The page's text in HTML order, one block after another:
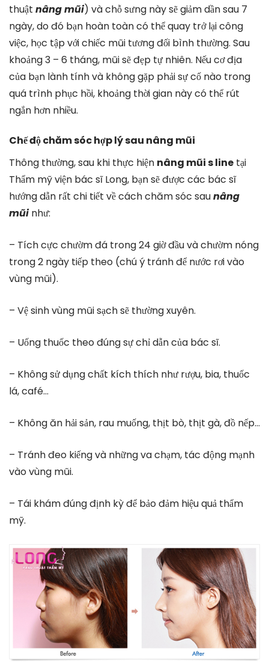
thuật nâng mũi) và chỗ sưng này sẽ giảm dần sau 7
ngày, do đó bạn hoàn toàn có thể quay trở lại công
việc, học tập với chiếc mũi tương đối bình thường. Sau
khoảng 3 – 6 tháng, mũi sẽ đẹp tự nhiên. Nếu cơ địa
của bạn lành tính và không gặp phải sự cố nào trong
quá trình phục hồi, khoảng thời gian này có thể rút
ngắn hơn nhiều.
Chế độ chăm sóc hợp lý sau nâng mũi
Thông thường, sau khi thực hiện nâng mũi s line tại
Thẩm mỹ viện bác sĩ Long, bạn sẽ được các bác sĩ
hướng dẫn rất chi tiết về cách chăm sóc saunâng
mũinhư:
– Tích cực chườm đá trong 24 giờ đầu và chườm nóng
trong 2 ngày tiếp theo (chú ý tránh để nước rơi vào
vùng mũi).
– Vệ sinh vùng mũi sạch sẽ thường xuyên.
– Uống thuốc theo đúng sự chỉ dẫn của bác sĩ.
– Không sử dụng chất kích thích như rượu, bia, thuốc
lá, café…
– Không ăn hải sản, rau muống, thịt bò, thịt gà, đồ nếp…
– Tránh đeo kiếng và những va chạm, tác động mạnh
vào vùng mũi.
– Tái khám đúng định kỳ để bảo đảm hiệu quả thẩm
mỹ.